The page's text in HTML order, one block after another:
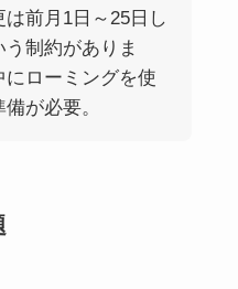
前月1日～25日し
制約がありま
ローミングを使
が必要。